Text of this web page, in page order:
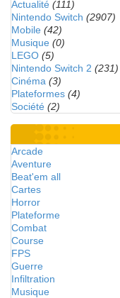
Actualité (111)
Nintendo Switch (2907)
Mobile (42)
Musique (0)
LEGO (5)
Nintendo Switch 2 (231)
Cinéma (3)
Plateformes (4)
Société (2)
Arcade
Aventure
Beat'em all
Cartes
Horror
Plateforme
Combat
Course
FPS
Guerre
Infiltration
Musique